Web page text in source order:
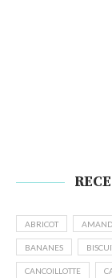
ABRICOT
BANANES
CANCOILLOTTE